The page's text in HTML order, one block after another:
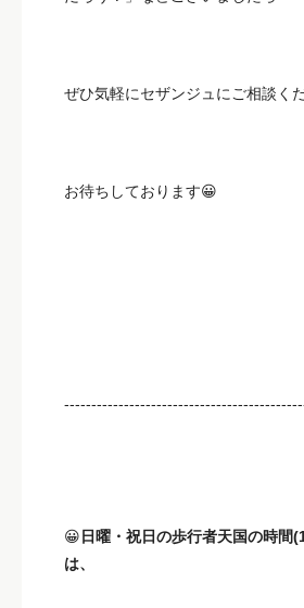
ぜひ気軽にセザンジュにご相談く
お待ちしております😀
😀 日曜・祝日の歩行者天国の時間
は、